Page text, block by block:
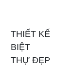
THIẾT KẾ
BIỆT
THỰ ĐẸP